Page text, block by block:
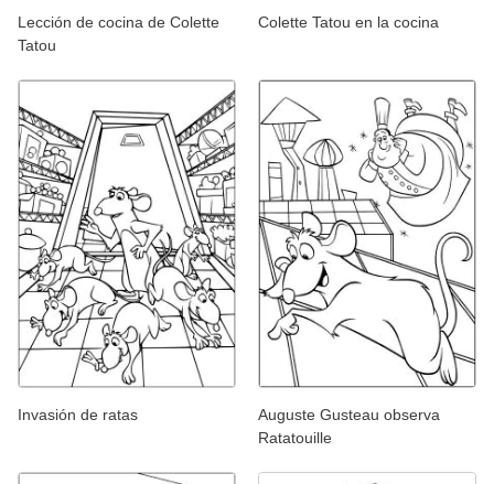
Lección de cocina de Colette
Tatou
Colette Tatou en la cocina
Invasión de ratas
Auguste Gusteau observa
Ratatouille